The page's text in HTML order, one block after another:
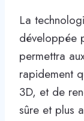
La
développée
permettra
rapidement
3D, et de
sûre et plus